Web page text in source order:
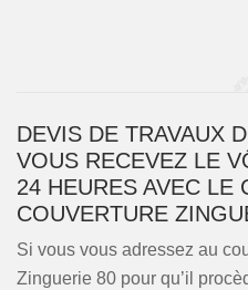
DEVIS DE TRAVAUX
VOUS RECEVEZ LE
24 HEURES AVEC LE
COUVERTURE
Si vous vous adressez au
Zinguerie 80 pour qu’il